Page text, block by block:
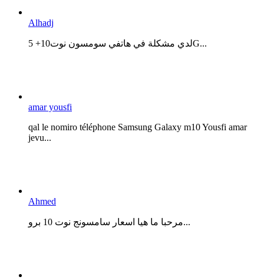
Alhadj
لدي مشكلة في هاتفي سومسون نوت10+ 5G...
amar yousfi
qal le nomiro téléphone Samsung Galaxy m10 Yousfi amar
jevu...
Ahmed
مرحبا ما هيا اسعار سامسونج نوت 10 برو...